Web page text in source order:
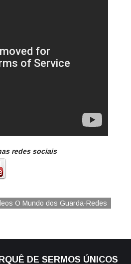
redes sociais
O Mundo dos Guarda-Redes
DE SERMOS ÚNICOS